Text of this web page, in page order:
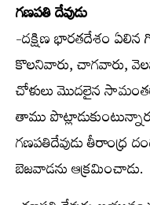
గణపతి దేవుడు
-దక్షిణ భారతదేశం ఏలిన
కొలనివారు, చాగవారు,
చోళులు మొదలైన
తాము
గణపతిదేవుడు తీరాంధ్ర
బెజవాడను ఆక్రమించాడు.